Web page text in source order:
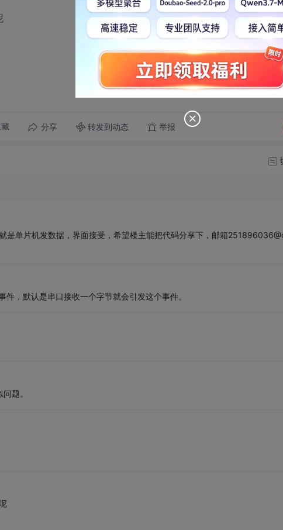
分享 转发到动态 举报
是单片机发数据，界面接受，希望楼主能把代码分享下，邮箱
，默认是串口接收一个字节就会引发这个事件。
题。